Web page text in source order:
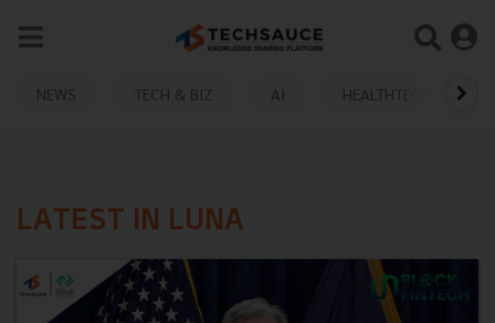
NEWS TECH & BIZ AI HEALTHTECH
LATEST IN LUNA